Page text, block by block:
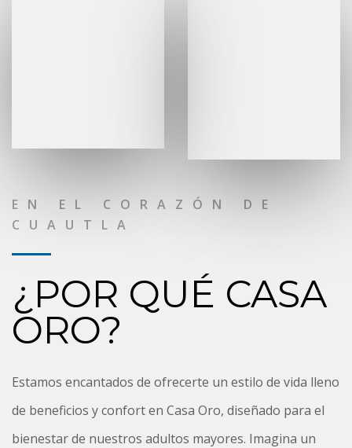
EN EL CORAZÓN DE
CUAUTLA
¿POR QUÉ CASA
ORO?
Estamos encantados de ofrecerte un estilo de vida lleno
de beneficios y confort en Casa Oro, diseñado para el
bienestar de nuestros adultos mayores. Imagina un